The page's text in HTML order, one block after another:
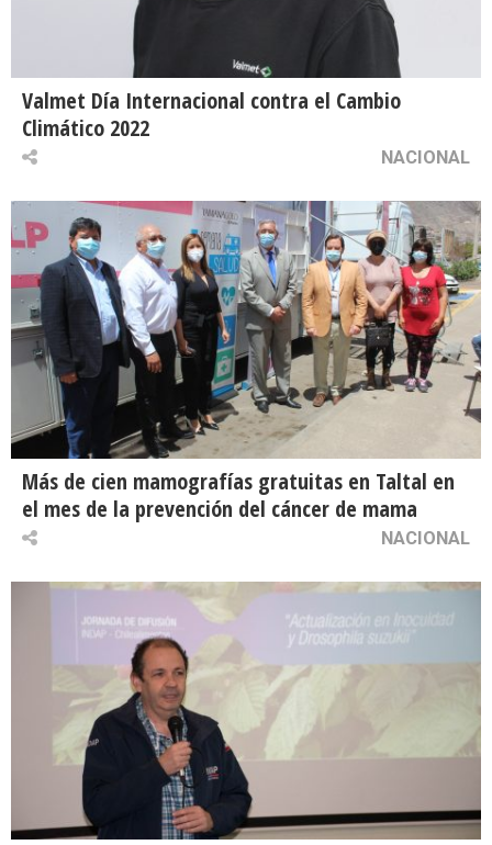
Valmet Día Internacional contra el Cambio
Climático 2022
NACIONAL
Más de cien mamografías gratuitas en Taltal en
el mes de la prevención del cáncer de mama
NACIONAL